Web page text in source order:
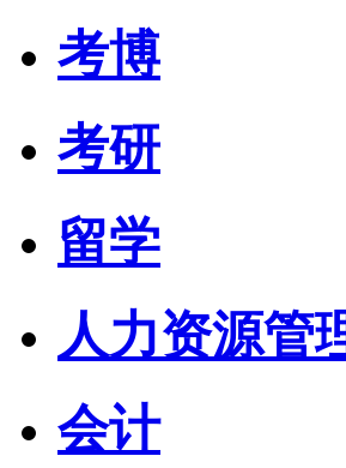
考博
考研
留学
人力资源管
会计